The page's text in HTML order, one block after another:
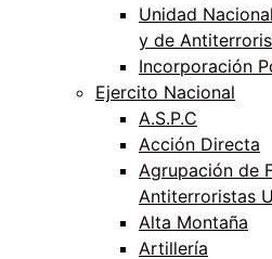
Unidad
y de
Incorporación
Ejercito Nacional
A.S.P.C
Acción Directa
Agrupación de
Antiterroristas
Alta Montaña
Artillería